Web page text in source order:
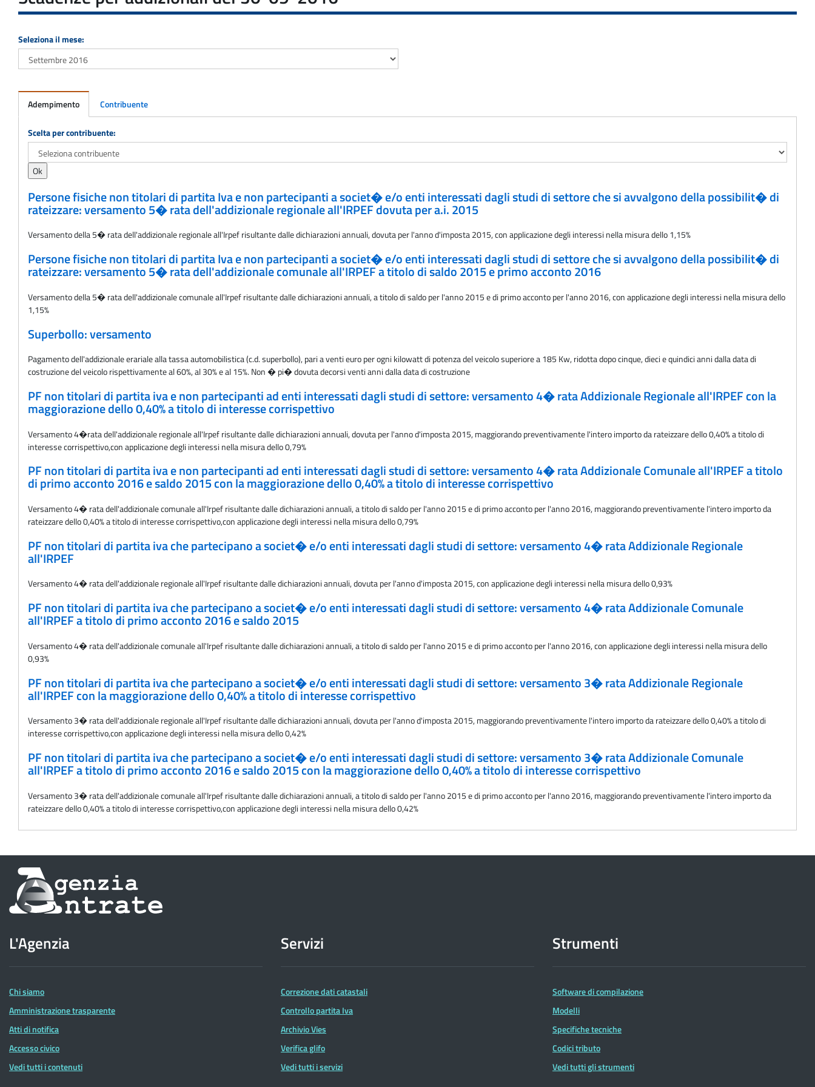
Seleziona il mese:
Adempimento Contribuente
Adempimento
Scelta per contribuente:
Persone fisiche non titolari di partita Iva e non partecipanti a societ� e/o enti interessati dagli studi di settore che si avvalgono della possibilit� di
rateizzare: versamento 5� rata dell'addizionale regionale all'IRPEF dovuta per a.i. 2015
Versamento della 5� rata dell'addizionale regionale all'Irpef risultante dalle dichiarazioni annuali, dovuta per l'anno d'imposta 2015, con applicazione degli interessi nella misura dello 1,15%
Persone fisiche non titolari di partita Iva e non partecipanti a societ� e/o enti interessati dagli studi di settore che si avvalgono della possibilit� di
rateizzare: versamento 5� rata dell'addizionale comunale all'IRPEF a titolo di saldo 2015 e primo acconto 2016
Versamento della 5� rata dell'addizionale comunale all'Irpef risultante dalle dichiarazioni annuali, a titolo di saldo per l'anno 2015 e di primo acconto per l'anno 2016, con applicazione degli interessi nella misura dello
1,15%
Superbollo: versamento
Pagamento dell'addizionale erariale alla tassa automobilistica (c.d. superbollo), pari a venti euro per ogni kilowatt di potenza del veicolo superiore a 185 Kw, ridotta dopo cinque, dieci e quindici anni dalla data di
costruzione del veicolo rispettivamente al 60%, al 30% e al 15%. Non � pi� dovuta decorsi venti anni dalla data di costruzione
PF non titolari di partita iva e non partecipanti ad enti interessati dagli studi di settore: versamento 4� rata Addizionale Regionale all'IRPEF con la
maggiorazione dello 0,40% a titolo di interesse corrispettivo
Versamento 4�rata dell'addizionale regionale all'Irpef risultante dalle dichiarazioni annuali, dovuta per l'anno d'imposta 2015, maggiorando preventivamente l'intero importo da rateizzare dello 0,40% a titolo di
interesse corrispettivo,con applicazione degli interessi nella misura dello 0,79%
PF non titolari di partita iva e non partecipanti ad enti interessati dagli studi di settore: versamento 4� rata Addizionale Comunale all'IRPEF a titolo
di primo acconto 2016 e saldo 2015 con la maggiorazione dello 0,40% a titolo di interesse corrispettivo
Versamento 4� rata dell'addizionale comunale all'Irpef risultante dalle dichiarazioni annuali, a titolo di saldo per l'anno 2015 e di primo acconto per l'anno 2016, maggiorando preventivamente l'intero importo da
rateizzare dello 0,40% a titolo di interesse corrispettivo,con applicazione degli interessi nella misura dello 0,79%
PF non titolari di partita iva che partecipano a societ� e/o enti interessati dagli studi di settore: versamento 4� rata Addizionale Regionale
all'IRPEF
Versamento 4� rata dell'addizionale regionale all'Irpef risultante dalle dichiarazioni annuali, dovuta per l'anno d'imposta 2015, con applicazione degli interessi nella misura dello 0,93%
PF non titolari di partita iva che partecipano a societ� e/o enti interessati dagli studi di settore: versamento 4� rata Addizionale Comunale
all'IRPEF a titolo di primo acconto 2016 e saldo 2015
Versamento 4� rata dell'addizionale comunale all'Irpef risultante dalle dichiarazioni annuali, a titolo di saldo per l'anno 2015 e di primo acconto per l'anno 2016, con applicazione degli interessi nella misura dello
0,93%
PF non titolari di partita iva che partecipano a societ� e/o enti interessati dagli studi di settore: versamento 3� rata Addizionale Regionale
all'IRPEF con la maggiorazione dello 0,40% a titolo di interesse corrispettivo
Versamento 3� rata dell'addizionale regionale all'Irpef risultante dalle dichiarazioni annuali, dovuta per l'anno d'imposta 2015, maggiorando preventivamente l'intero importo da rateizzare dello 0,40% a titolo di
interesse corrispettivo,con applicazione degli interessi nella misura dello 0,42%
PF non titolari di partita iva che partecipano a societ� e/o enti interessati dagli studi di settore: versamento 3� rata Addizionale Comunale
all'IRPEF a titolo di primo acconto 2016 e saldo 2015 con la maggiorazione dello 0,40% a titolo di interesse corrispettivo
Versamento 3� rata dell'addizionale comunale all'Irpef risultante dalle dichiarazioni annuali, a titolo di saldo per l'anno 2015 e di primo acconto per l'anno 2016, maggiorando preventivamente l'intero importo da
rateizzare dello 0,40% a titolo di interesse corrispettivo,con applicazione degli interessi nella misura dello 0,42%
Informazioni
sul
dell'Agenzia
delle
Entrate
L'Agenzia
Chi siamo
Amministrazione trasparente
Atti di notifica
Accesso civico
Vedi tutti i contenuti
Servizi
Correzione dati catastali
Controllo partita Iva
Archivio Vies
Verifica glifo
Vedi tutti i servizi
Strumenti
Software di compilazione
Modelli
Specifiche tecniche
Codici tributo
Vedi tutti gli strumenti